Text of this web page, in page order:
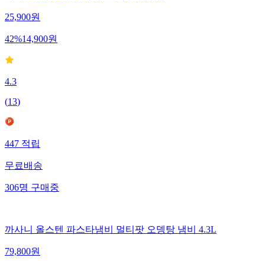
25,900원
42%14,900원
4.3
(13)
447적립
무료배송
306명구매중
까사니 올스텐 파스타냄비 멀티팟 오뎅탕 냄비 4.3L
79,800원